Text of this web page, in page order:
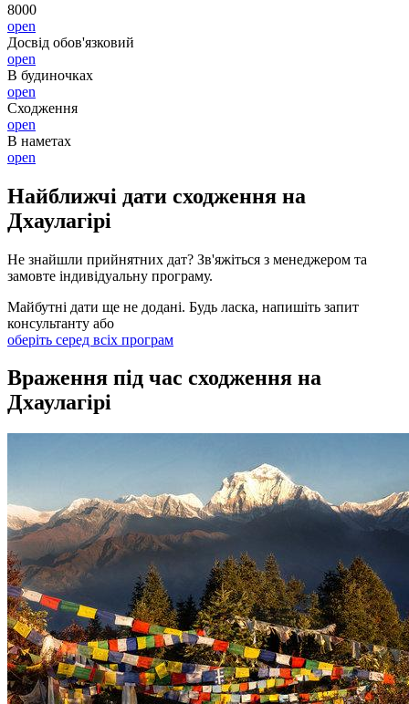
8000
open
Досвід обов'язковий
open
В будиночках
open
Сходження
open
В наметах
open
Найближчі дати сходження на
Дхаулагірі
Не знайшли прийнятних дат? Зв'яжіться з менеджером та
замовте індивідуальну програму.
Майбутні дати ще не додані. Будь ласка, напишіть запит
консультанту або
оберіть серед всіх програм
Враження під час сходження на
Дхаулагірі